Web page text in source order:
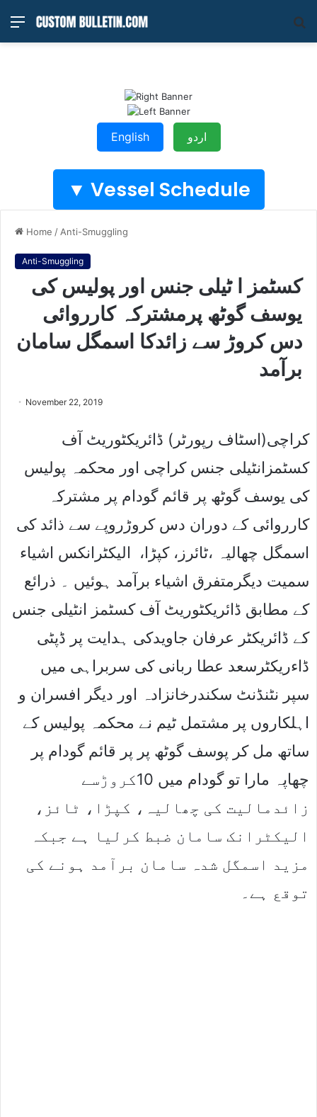
Menu
English اردو
Vessel Schedule ▼
Home / Anti-Smuggling
Anti-Smuggling
کسٹمز ا ٹیلی جنس اور پولیس کی
یوسف گوٹھ پرمشترکہ کارروائی
دس کروڑ سے زائدکا اسمگل سامان
برآمد
November 22, 2019
کراچی(اسٹاف رپورٹر) ڈائریکٹوریٹ آف
کسٹمزانٹیلی جنس کراچی اور محکمہ پولیس
کی یوسف گوٹھ پر قائم گودام پر مشترکہ
کارروائی کے دوران دس کروڑروپے سے ذائد کی
اسمگل چھالیہ ،ٹائرز، کپڑا، الیکٹرانکس اشیاء
سمیت دیگرمتفرق اشیاء برآمد ہوئیں ۔ ذرائع
کے مطابق ڈائریکٹوریٹ آف کسٹمز انٹیلی جنس
کے ڈائریکٹر عرفان جاویدکی ہدایت پر ڈپٹی
ڈاءریکٹرسعد عطا ربانی کی سربراہی میں
سپر نٹنڈنٹ سکندرخانزادہ اور دیگر افسران و
اہلکاروں پر مشتمل ٹیم نے محکمہ پولیس کے
ساتھ مل کر پوسف گوٹھ پر پر قائم گودام پر
چھاپہ مارا تو گودام میں 10کروڑسے
زائدمالیت کی چھالیہ، کپڑا، ٹائز،
الیکٹرانک سامان ضبط کرلیا ہے جبکہ
مزید اسمگل شدہ سامان برآمد ہونے کی
توقع ہے۔